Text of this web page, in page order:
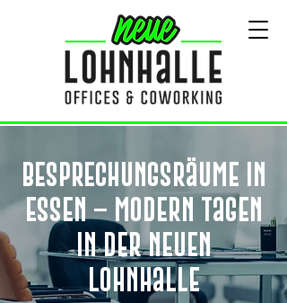
Besprechungsräume in
Essen – modern tagen
in der Neuen
Lohnhalle